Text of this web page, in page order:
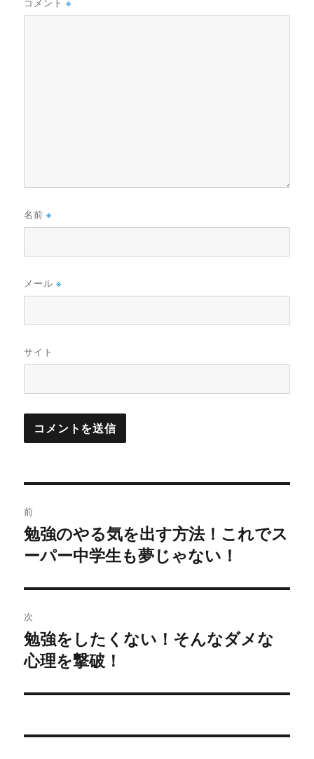
コメント※
名前※
メール※
サイト
稿
ナ
ビ
ゲ
ー
シ
ン
前
前
の
稿:
勉強のやる気を出す方法！これでス
ーパー中学生も夢じゃない！
次
次
の
稿:
勉強をしたくない！そんなダメな
心理を撃破！